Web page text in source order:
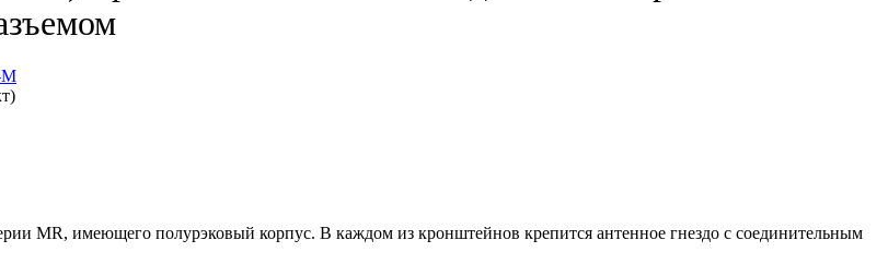
MR, имеющего полурэковый корпус. В каждом из кронштейнов крепится антенное гнездо с соединительным